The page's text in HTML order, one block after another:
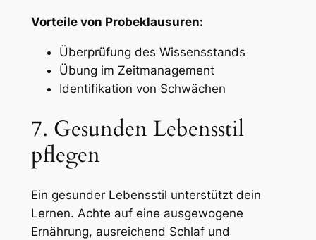
Vorteile von Probeklausuren:
Überprüfung des Wissensstands
Übung im Zeitmanagement
Identifikation von Schwächen
7. Gesunden Lebensstil
pflegen
Ein gesunder Lebensstil unterstützt dein
Lernen. Achte auf eine ausgewogene
Ernährung, ausreichend Schlaf und